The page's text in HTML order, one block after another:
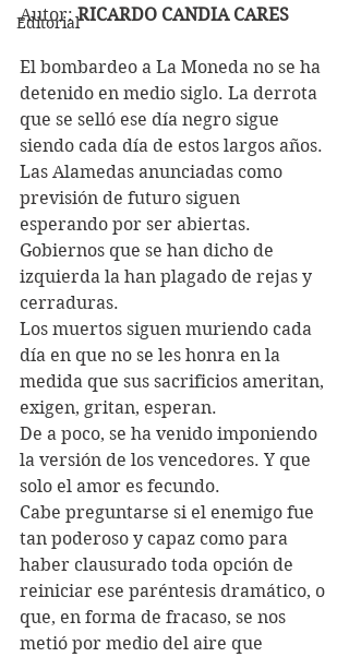
Editorial
Autor: RICARDO CANDIA CARES
El bombardeo a La Moneda no se ha
detenido en medio siglo. La derrota
que se selló ese día negro sigue
siendo cada día de estos largos años.
Las Alamedas anunciadas como
previsión de futuro siguen
esperando por ser abiertas.
Gobiernos que se han dicho de
izquierda la han plagado de rejas y
cerraduras.
Los muertos siguen muriendo cada
día en que no se les honra en la
medida que sus sacrificios ameritan,
exigen, gritan, esperan.
De a poco, se ha venido imponiendo
la versión de los vencedores. Y que
solo el amor es fecundo.
Cabe preguntarse si el enemigo fue
tan poderoso y capaz como para
haber clausurado toda opción de
reiniciar ese paréntesis dramático, o
que, en forma de fracaso, se nos
metió por medio del aire que